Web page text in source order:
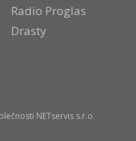
Radio Proglas
Drasty
NETservis s.r.o.